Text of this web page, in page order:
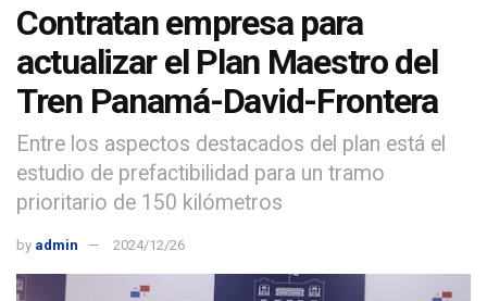
Contratan empresa para
actualizar el Plan Maestro del
Tren Panamá-David-Frontera
Entre los aspectos destacados del plan está el
estudio de prefactibilidad para un tramo
prioritario de 150 kilómetros
by admin 2024/12/26